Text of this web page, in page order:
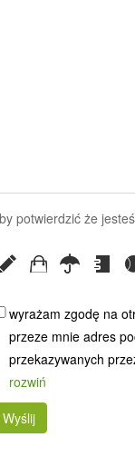
potwierdzić że
wyrażam zgodę na
przeze mnie adres
przekazywanych
rozwiń
Wyślij